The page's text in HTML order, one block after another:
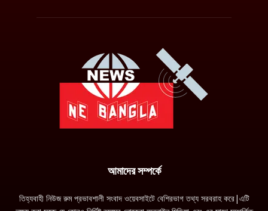
আমাদের সম্পর্কে
তিহ্যবাহী নিউজ রুম প্রভাবশালী সংবাদ ওয়েবসাইটে বেশিরভাগ তথ্য সরবরাহ করে|এটি